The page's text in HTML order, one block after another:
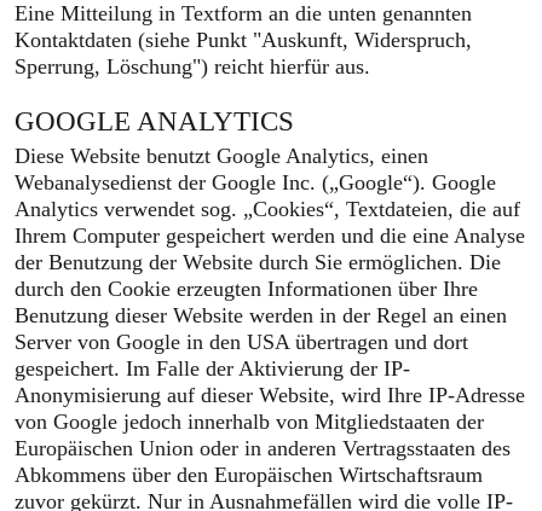
Eine Mitteilung in Textform an die unten genannten
Kontaktdaten (siehe Punkt "Auskunft, Widerspruch,
Sperrung, Löschung") reicht hierfür aus.
GOOGLE ANALYTICS
Diese Website benutzt Google Analytics, einen
Webanalysedienst der Google Inc. („Google“). Google
Analytics verwendet sog. „Cookies“, Textdateien, die auf
Ihrem Computer gespeichert werden und die eine Analyse
der Benutzung der Website durch Sie ermöglichen. Die
durch den Cookie erzeugten Informationen über Ihre
Benutzung dieser Website werden in der Regel an einen
Server von Google in den USA übertragen und dort
gespeichert. Im Falle der Aktivierung der IP-
Anonymisierung auf dieser Website, wird Ihre IP-Adresse
von Google jedoch innerhalb von Mitgliedstaaten der
Europäischen Union oder in anderen Vertragsstaaten des
Abkommens über den Europäischen Wirtschaftsraum
zuvor gekürzt. Nur in Ausnahmefällen wird die volle IP-